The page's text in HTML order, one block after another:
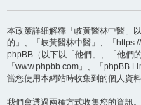
本政策詳細解釋「岐黃醫林中醫」
的」、「岐黃醫林中醫」、「
phpBB（以下以「他們」、「他們
「www.phpbb.com」、「phpBB
當您使用本網站時收集到的個人資
我們會透過兩種方式收集您的資訊